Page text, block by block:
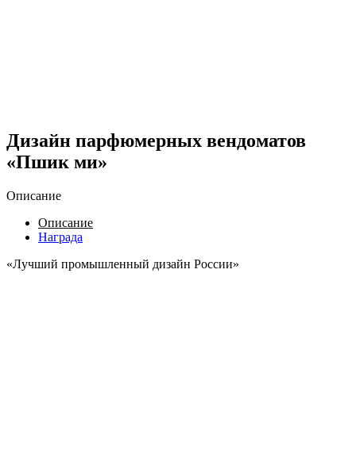
Дизайн парфюмерных вендоматов
«Пшик ми»
Описание
Описание
Награда
«Лучший промышленный дизайн России»